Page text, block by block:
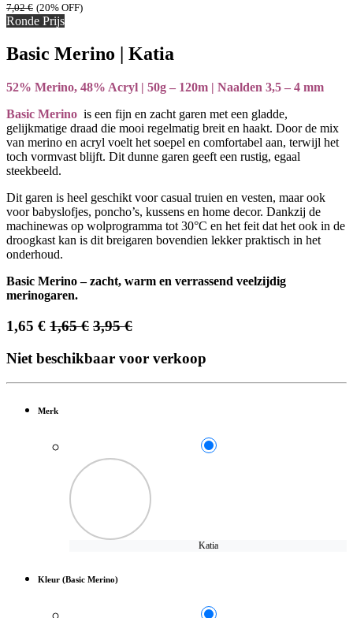
7,02€ (20% OFF)
Ronde Prijs
Basic Merino | Katia
52% Merino, 48% Acryl | 50g – 120m | Naalden 3,5 – 4 mm
Basic Merino is een fijn en zacht garen met een gladde,
gelijkmatige draad die mooi regelmatig breit en haakt. Door de mix
van merino en acryl voelt het soepel en comfortabel aan, terwijl het
toch vormvast blijft. Dit dunne garen geeft een rustig, egaal
steekbeeld.
Dit garen is heel geschikt voor casual truien en vesten, maar ook
voor babyslofjes, poncho’s, kussens en home decor. Dankzij de
machinewas op wolprogramma tot 30°C en het feit dat het ook in de
droogkast kan is dit breigaren bovendien lekker praktisch in het
onderhoud.
Basic Merino – zacht, warm en verrassend veelzijdig
merinogaren.
1,65 € 1,65€ 3,95€
Niet beschikbaar voor verkoop
Merk
Katia
Kleur (Basic Merino)